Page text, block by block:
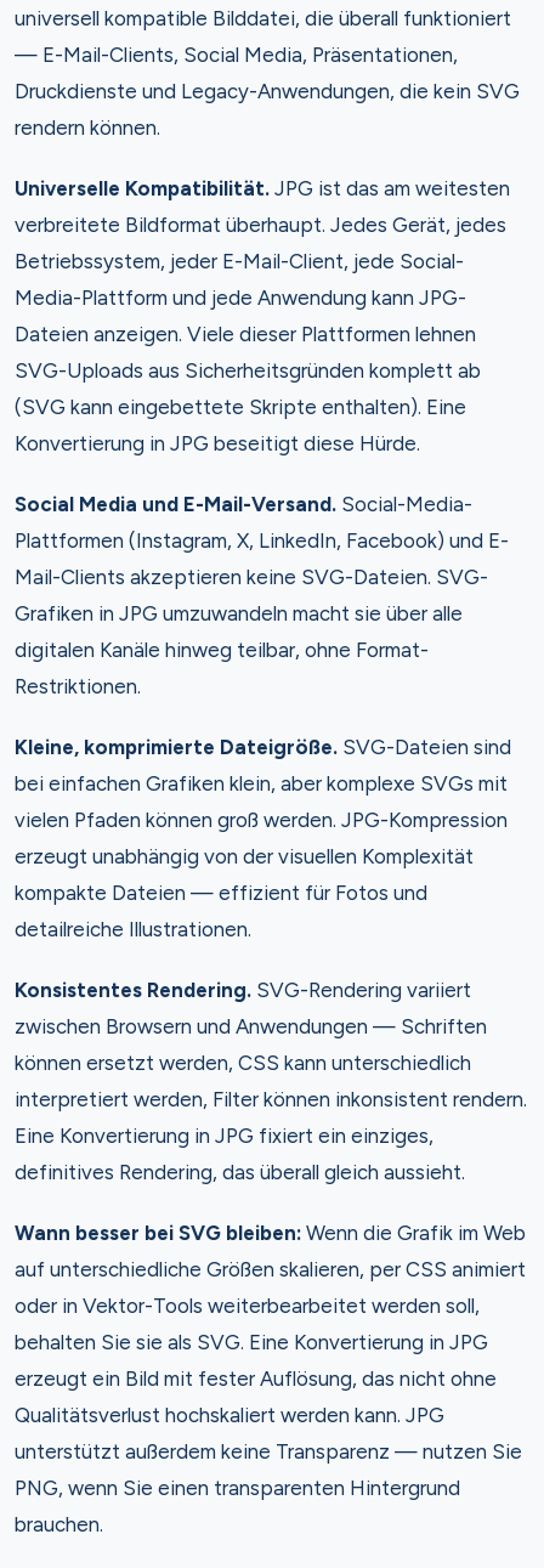
universell kompatible Bilddatei, die überall funktioniert
— E-Mail-Clients, Social Media, Präsentationen,
Druckdienste und Legacy-Anwendungen, die kein SVG
rendern können.
Universelle Kompatibilität. JPG ist das am weitesten
verbreitete Bildformat überhaupt. Jedes Gerät, jedes
Betriebssystem, jeder E-Mail-Client, jede Social-
Media-Plattform und jede Anwendung kann JPG-
Dateien anzeigen. Viele dieser Plattformen lehnen
SVG-Uploads aus Sicherheitsgründen komplett ab
(SVG kann eingebettete Skripte enthalten). Eine
Konvertierung in JPG beseitigt diese Hürde.
Social Media und E-Mail-Versand. Social-Media-
Plattformen (Instagram, X, LinkedIn, Facebook) und E-
Mail-Clients akzeptieren keine SVG-Dateien. SVG-
Grafiken in JPG umzuwandeln macht sie über alle
digitalen Kanäle hinweg teilbar, ohne Format-
Restriktionen.
Kleine, komprimierte Dateigröße. SVG-Dateien sind
bei einfachen Grafiken klein, aber komplexe SVGs mit
vielen Pfaden können groß werden. JPG-Kompression
erzeugt unabhängig von der visuellen Komplexität
kompakte Dateien — effizient für Fotos und
detailreiche Illustrationen.
Konsistentes Rendering. SVG-Rendering variiert
zwischen Browsern und Anwendungen — Schriften
können ersetzt werden, CSS kann unterschiedlich
interpretiert werden, Filter können inkonsistent rendern.
Eine Konvertierung in JPG fixiert ein einziges,
definitives Rendering, das überall gleich aussieht.
Wann besser bei SVG bleiben: Wenn die Grafik im Web
auf unterschiedliche Größen skalieren, per CSS animiert
oder in Vektor-Tools weiterbearbeitet werden soll,
behalten Sie sie als SVG. Eine Konvertierung in JPG
erzeugt ein Bild mit fester Auflösung, das nicht ohne
Qualitätsverlust hochskaliert werden kann. JPG
unterstützt außerdem keine Transparenz — nutzen Sie
PNG, wenn Sie einen transparenten Hintergrund
brauchen.